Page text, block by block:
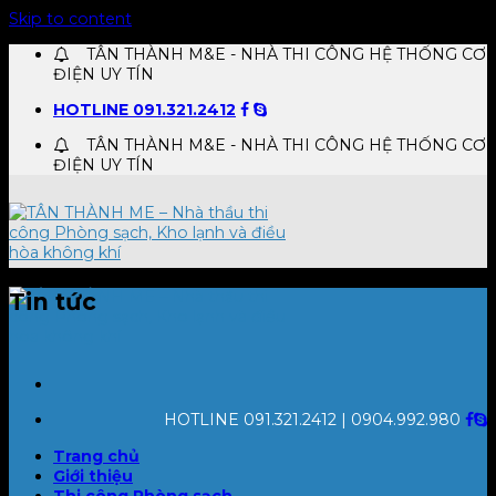
Skip to content
TÂN THÀNH M&E - NHÀ THI CÔNG HỆ THỐNG CƠ
ĐIỆN UY TÍN
HOTLINE 091.321.2412
TÂN THÀNH M&E - NHÀ THI CÔNG HỆ THỐNG CƠ
ĐIỆN UY TÍN
HOTLINE 091.321.2412 | 0904.992.980
Trang chủ
Giới thiệu
Tin tức